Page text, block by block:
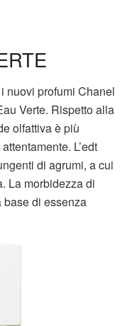
nuovi profumi Chanel
Verte. Rispetto alla
olfattiva è più
L’edt
di agrumi, a cui
La morbidezza di
base di essenza